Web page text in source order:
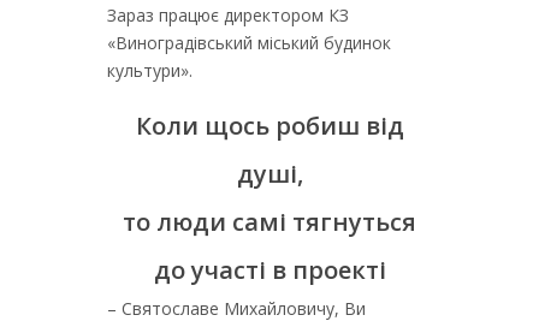
Зараз працює директором КЗ
«Виноградівський міський будинок
культури».
Коли щось робиш від
душі,
то люди самі тягнуться
до участі в проекті
– Святославе Михайловичу, Ви